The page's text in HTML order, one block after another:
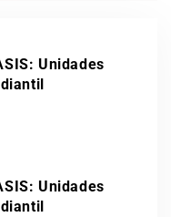
Unidades
Unidades